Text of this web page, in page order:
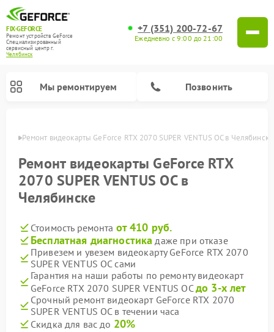
FIX-GEFORCE
Ремонт устройств GeForce
Специализированный
cервисный центр г.
Челябинск
+7 (351) 200-72-67
Ежедневно с 9:00 до 21:00
Мы ремонтируем Позвонить
Ремонт видеокарты GeForce RTX 2070 SUPER VENTUS OC в Челябинске
Ремонт видеокарты GeForce RTX
2070 SUPER VENTUS OC в
Челябинске
Стоимость ремонта от 410 руб.
Бесплатная диагностика даже при отказе
Привезем и увезем видеокарту GeForce RTX 2070
SUPER VENTUS OC сами
Гарантия на наши работы по ремонту видеокарт
GeForce RTX 2070 SUPER VENTUS OCдо 3-х лет
Срочный ремонт видеокарт GeForce RTX 2070
SUPER VENTUS OC в течении часа
Скидка для вас до 20%